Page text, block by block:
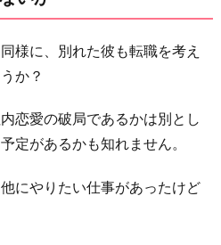
様に、別れた彼も転職を考え
か？
恋愛の破局であるかは別とし
定があるかも知れません。
にやりたい仕事があったけど